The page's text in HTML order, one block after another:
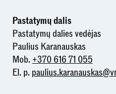
Pastatymų dalis
Pastatymų dalies vedėjas
Paulius Karanauskas
Mob. +370 616 71 055
El. p.